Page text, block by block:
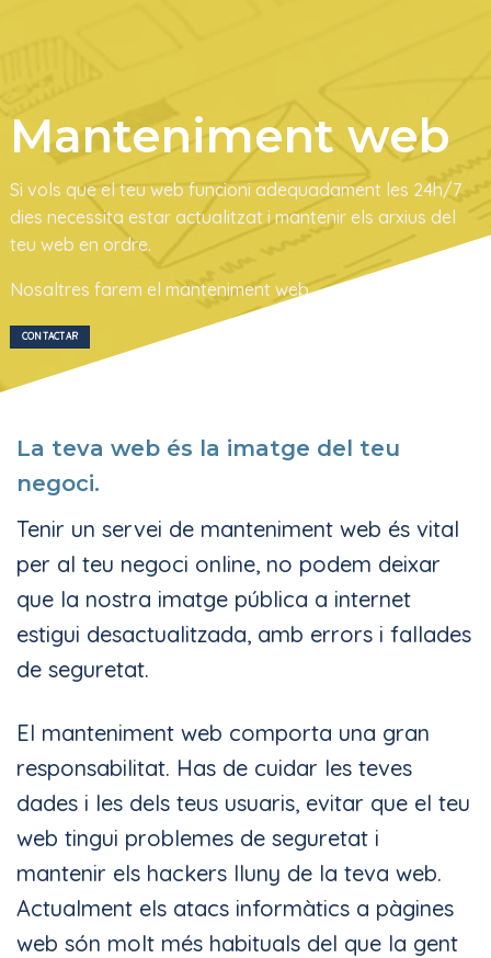
Manteniment web
Si vols que el teu web funcioni adequadament les 24h/7
dies necessita estar actualitzat i mantenir els arxius del
teu web en ordre.
Nosaltres farem el manteniment web
CONTACTAR
La teva web és la imatge del teu
negoci.
Tenir un servei de manteniment web és vital
per al teu negoci online, no podem deixar
que la nostra imatge pública a internet
estigui desactualitzada, amb errors i fallades
de seguretat.
El manteniment web comporta una gran
responsabilitat. Has de cuidar les teves
dades i les dels teus usuaris, evitar que el teu
web tingui problemes de seguretat i
mantenir els hackers lluny de la teva web.
Actualment els atacs informàtics a pàgines
web són molt més habituals del que la gent